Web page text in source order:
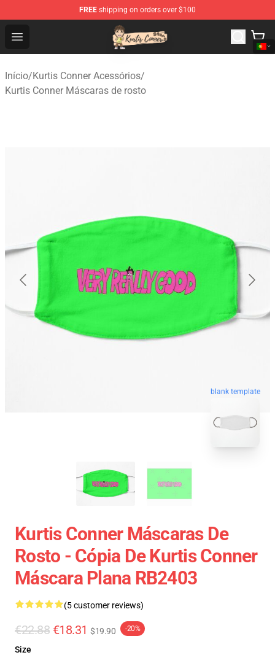
FREE shipping on orders over $100
Open menu
Kurtis Conner Store - Official Kurtis Conner Merchandise
Início/Kurtis Conner Acessórios/
Kurtis Conner Máscaras de rosto
blank template
Kurtis Conner Máscaras De
Rosto - Cópia De Kurtis Conner
Máscara Plana RB2403
(5 customer reviews)
€22.88 €18.31 $19.90 -20%
Size